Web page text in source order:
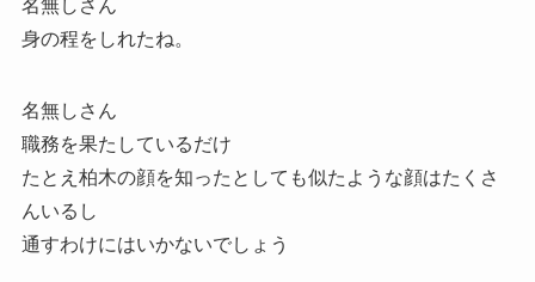
名無しさん
身の程をしれたね。
名無しさん
職務を果たしているだけ
たとえ柏木の顔を知ったとしても似たような顔はたくさ
んいるし
通すわけにはいかないでしょう